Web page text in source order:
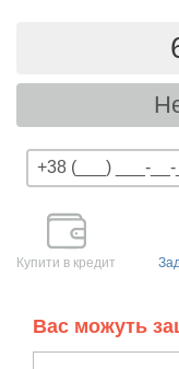
Купити в кредит
Вас можуть